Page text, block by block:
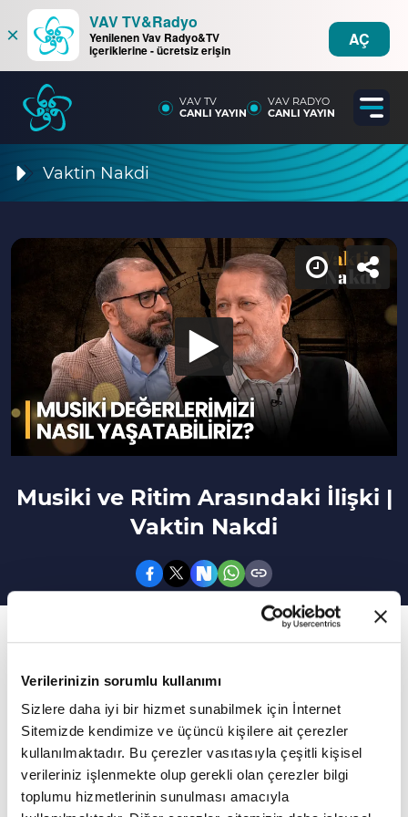
Verilerinizin sorumlu kullanımı
Sizlere daha iyi bir hizmet sunabilmek için İnternet
Sitemizde kendimize ve üçüncü kişilere ait çerezler
kullanılmaktadır. Bu çerezler vasıtasıyla çeşitli kişisel
verileriniz işlenmekte olup gerekli olan çerezler bilgi
toplumu hizmetlerinin sunulması amacıyla
×
VAV TV&Radyo
Yenilenen Vav Radyo&TV
içeriklerine - ücretsiz erişin
AÇ
VAV TV
CANLI YAYIN
VAV RADYO
CANLI YAYIN
Vaktin Nakdi
Musiki ve Ritim Arasındaki İlişki |
Vaktin Nakdi
Mustafa Akar'ın sunumu Sanatçı Ahmet
Özhan'ın katkılarıyla Vaktin Nakdi yeni
bölümüyle sizlerle...